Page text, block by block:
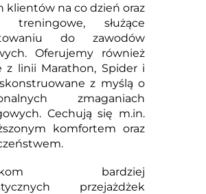
klientów na co dzień oraz
treningowe, służące
do zawodów
Oferujemy również
z linii Marathon, Spider i
z myślą o
zmaganiach
Cechują się m.in.
komfortem oraz
bardziej
przejażdżek